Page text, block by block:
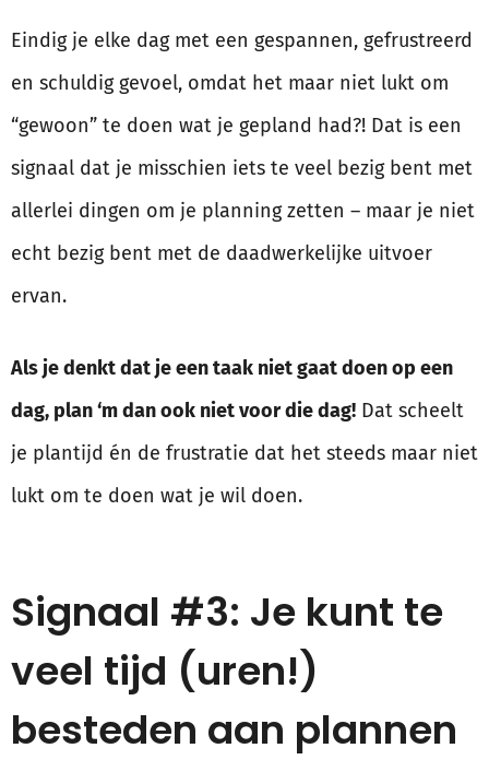
Eindig je elke dag met een gespannen, gefrustreerd
en schuldig gevoel, omdat het maar niet lukt om
“gewoon” te doen wat je gepland had?! Dat is een
signaal dat je misschien iets te veel bezig bent met
allerlei dingen om je planning zetten – maar je niet
echt bezig bent met de daadwerkelijke uitvoer
ervan.
Als je denkt dat je een taak niet gaat doen op een
dag, plan ‘m dan ook niet voor die dag! Dat scheelt
je plantijd én de frustratie dat het steeds maar niet
lukt om te doen wat je wil doen.
Signaal #3: Je kunt te
veel tijd (uren!)
besteden aan plannen